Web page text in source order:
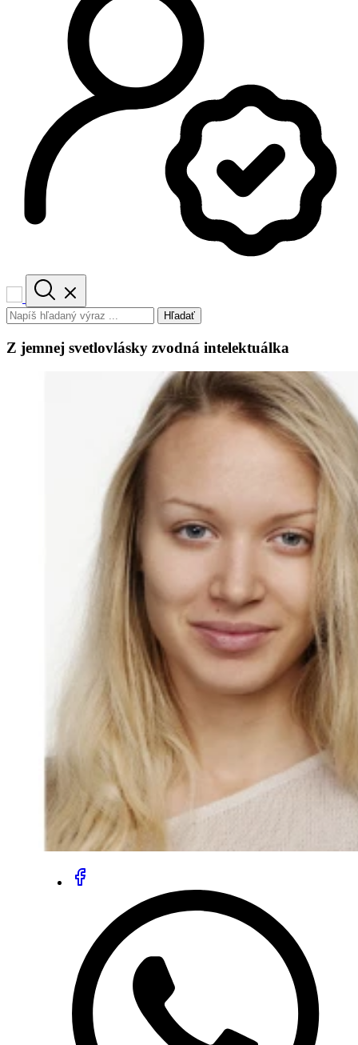
Hľadať
Z jemnej svetlovlásky zvodná intelektuálka